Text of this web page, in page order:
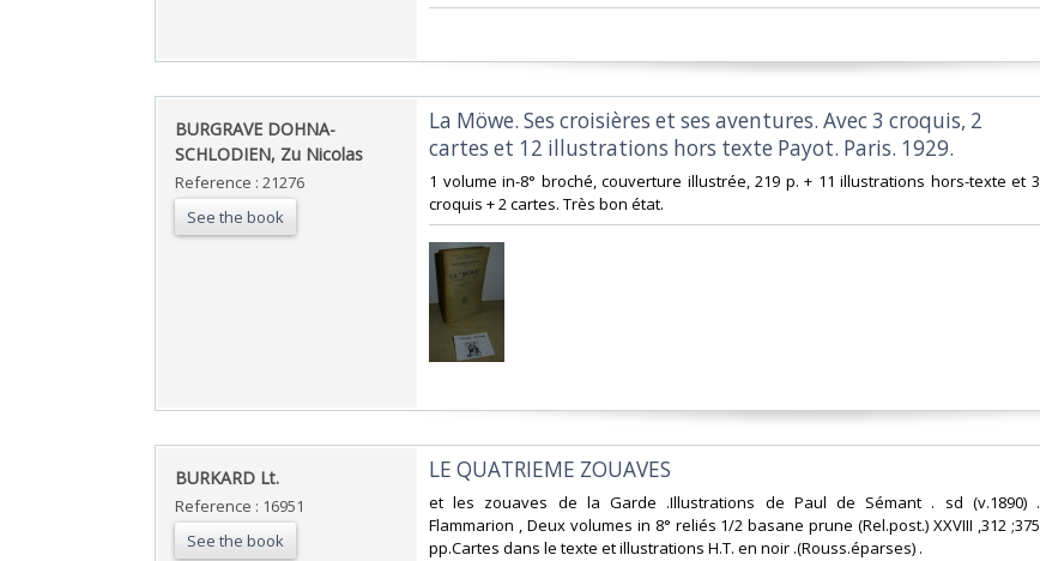
‎BURGRAVE DOHNA-
SCHLODIEN, Zu Nicolas‎
Reference : 21276
See the book
‎La Möwe. Ses croisières et ses aventures. Avec 3 croquis, 2
cartes et 12 illustrations hors texte Payot. Paris. 1929.‎
‎1 volume in-8° broché, couverture illustrée, 219 p. + 11 illustrations hors-texte et 3
croquis + 2 cartes. Très bon état. ‎
‎BURKARD Lt.‎
Reference : 16951
See the book
‎LE QUATRIEME ZOUAVES‎
‎et les zouaves de la Garde .Illustrations de Paul de Sémant . sd (v.1890) .
Flammarion , Deux volumes in 8° reliés 1/2 basane prune (Rel.post.) XXVIII ,312 ;375
pp.Cartes dans le texte et illustrations H.T. en noir .(Rouss.éparses) .‎